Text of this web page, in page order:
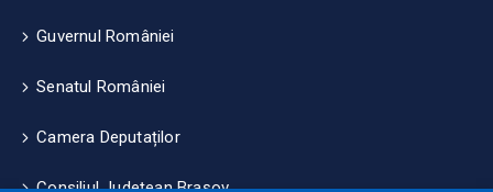
Guvernul României
Senatul României
Camera Deputaților
Consiliul Județean Brașov